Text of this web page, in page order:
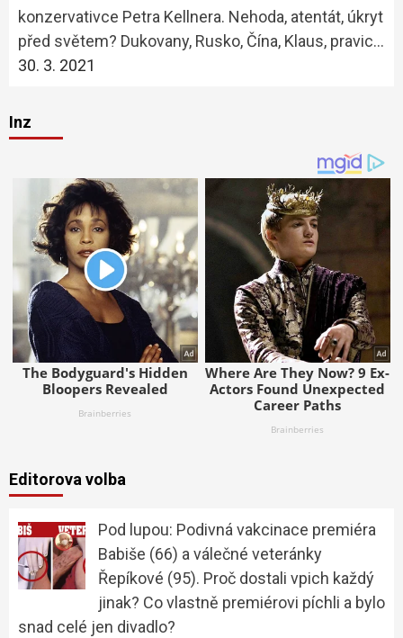
konzervativce Petra Kellnera. Nehoda, atentát, úkryt
před světem? Dukovany, Rusko, Čína, Klaus, pravic…
30. 3. 2021
Inz
Editorova volba
Pod lupou: Podivná vakcinace premiéra
Babiše (66) a válečné veteránky
Řepíkové (95). Proč dostali vpich každý
jinak? Co vlastně premiérovi píchli a bylo
snad celé jen divadlo?